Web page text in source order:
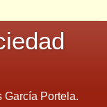
García Portela.